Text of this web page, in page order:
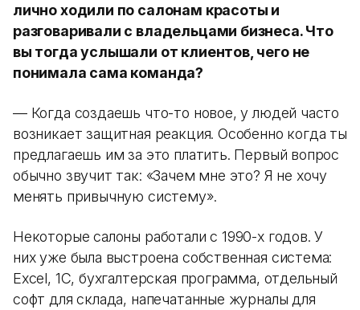
лично ходили по салонам красоты и
разговаривали с владельцами бизнеса. Что
вы тогда услышали от клиентов, чего не
понимала сама команда?
— Когда создаешь что-то новое, у людей часто
возникает защитная реакция. Особенно когда ты
предлагаешь им за это платить. Первый вопрос
обычно звучит так: «Зачем мне это? Я не хочу
менять привычную систему».
Некоторые салоны работали с 1990-х годов. У
них уже была выстроена собственная система:
Excel, 1С, бухгалтерская программа, отдельный
софт для склада, напечатанные журналы для